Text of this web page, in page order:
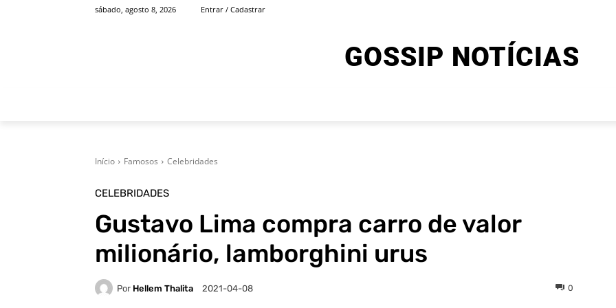
sábado, agosto 8, 2026 Entrar / Cadastrar
GOSSIP NOTÍCIAS
Início Famosos Celebridades
CELEBRIDADES
Gustavo Lima compra carro de valor
milionário, lamborghini urus
Por Hellem Thalita 2021-04-08 0